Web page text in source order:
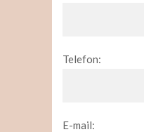
Telefon:
E-mail: